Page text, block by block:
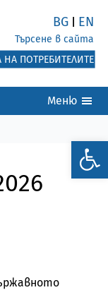
BG EN
Търсене в сайта
НА ПОТРЕБИТЕЛИТЕ
Меню